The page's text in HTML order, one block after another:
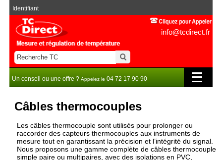
info@tcdirect.fr
Identifiant
Un conseil ou une offre ? Appelez le 04 72 17 90 90
Câbles thermocouples
Les câbles thermocouple sont utilisés pour prolonger ou
raccorder des capteurs thermocouples aux instruments de
mesure tout en garantissant la précision et l’intégrité du signal.
Nous proposons une gamme complète de câbles thermocouple
simple paire ou multipaires, avec des isolations en PVC,